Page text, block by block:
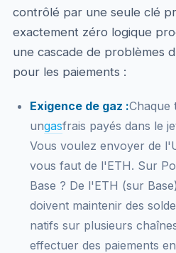
contrôlé par une seule clé
exactement zéro logique
une cascade de problèmes
pour les paiements :
Exigence de gaz :Chaque
ungasfrais payés dans le
Vous voulez envoyer de
vous faut de l'ETH. Sur
Base ? De l'ETH (sur
doivent maintenir des
natifs sur plusieurs
effectuer des paiements en